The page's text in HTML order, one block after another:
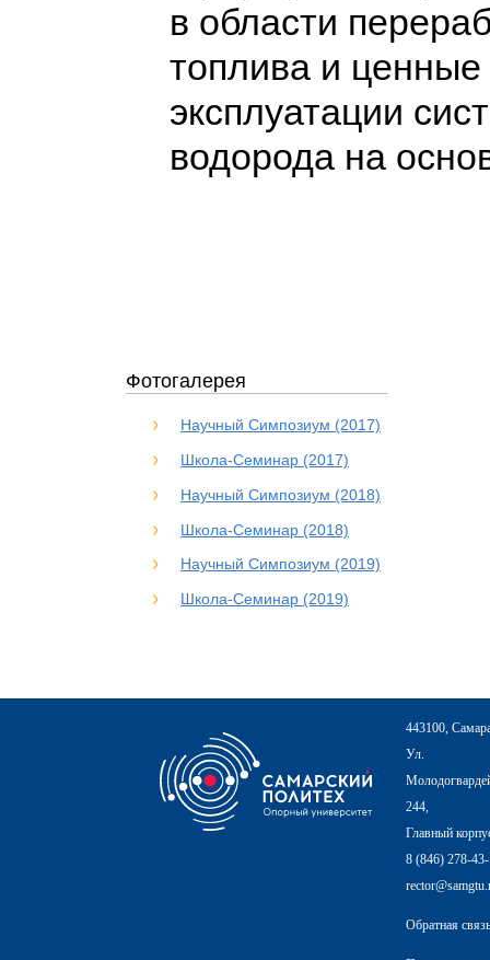
в области
топлива и ценные
эксплуатации
водорода на
Фотогалерея
Научный Симпозиум (2017)
Школа-Семинар (2017)
Научный Симпозиум (2018)
Школа-Семинар (2018)
Научный Симпозиум (2019)
Школа-Семинар (2019)
443100,
Ул.
244,
Главный
8 (846) 278-
Обратная связь